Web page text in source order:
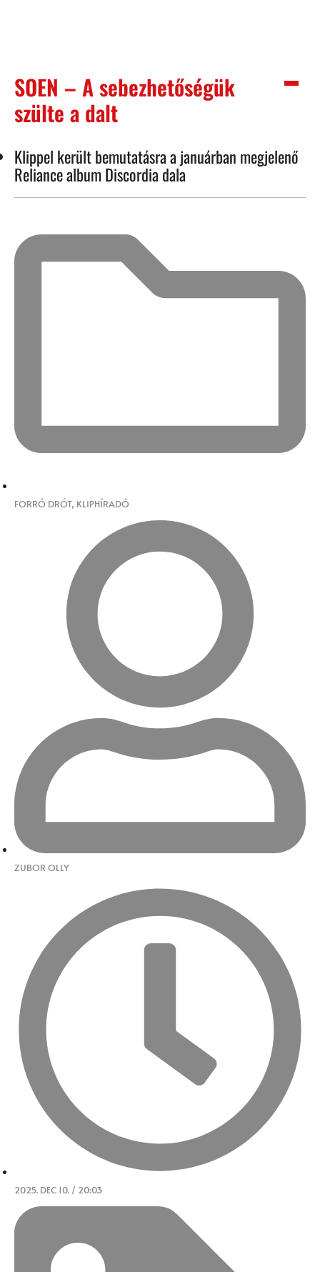
SOEN – A sebezhetőségük
szülte a dalt
Klippel került bemutatásra a januárban megjelenő
Reliance album Discordia dala
FORRÓ DRÓT, KLIPHÍRADÓ
ZUBOR OLLY
2025. DEC 10. / 20:03